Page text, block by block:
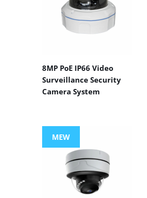
8MP PoE IP66 Video
Surveillance Security
Camera System
MEW